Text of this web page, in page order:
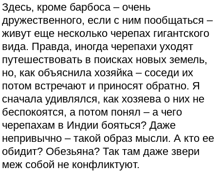
Здесь, кроме барбоса – очень
дружественного, если с ним пообщаться –
живут еще несколько черепах гигантского
вида. Правда, иногда черепахи уходят
путешествовать в поисках новых земель,
но, как объяснила хозяйка – соседи их
потом встречают и приносят обратно. Я
сначала удивлялся, как хозяева о них не
беспокоятся, а потом понял – а чего
черепахам в Индии бояться? Даже
непривычно – такой образ мысли. А кто ее
обидит? Обезьяна? Так там даже звери
меж собой не конфликтуют.